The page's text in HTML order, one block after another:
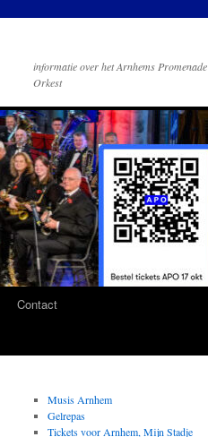
informatie over het Arnhems Promenade
Orkest
Contact
Musis Arnhem
Gelrepas
Tickets voor Arnhem, Mijn Stadje